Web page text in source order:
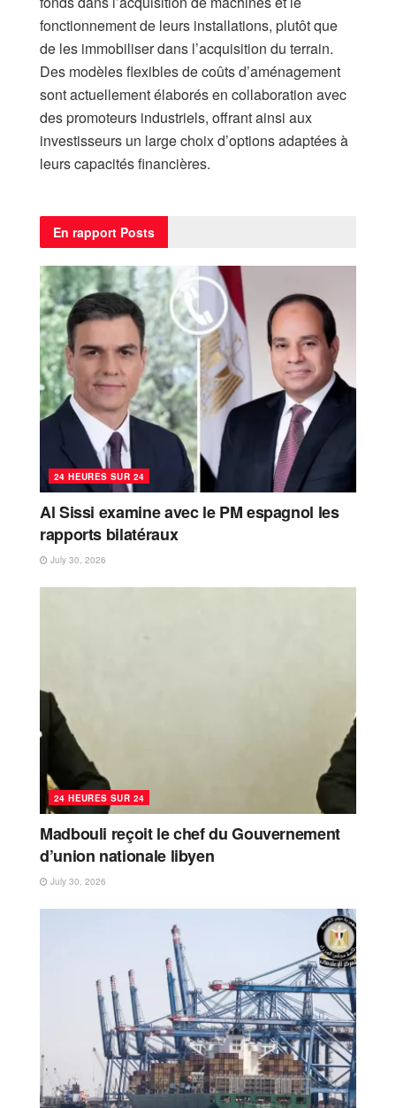
fonctionnement de leurs installations, plutôt que
de les immobiliser dans l’acquisition du terrain.
Des modèles flexibles de coûts d’aménagement
sont actuellement élaborés en collaboration avec
des promoteurs industriels, offrant ainsi aux
investisseurs un large choix d’options adaptées à
leurs capacités financières.
En rapport Posts
24 HEURES SUR 24
Al Sissi examine avec le PM espagnol les
rapports bilatéraux
July 30, 2026
24 HEURES SUR 24
Madbouli reçoit le chef du Gouvernement
d’union nationale libyen
July 30, 2026